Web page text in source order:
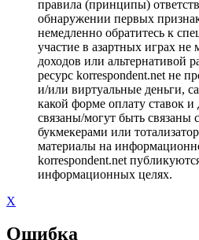
правила (принципы)
обнаружении первых
немедленно обратитесь к
участие в азартных играх не
доходов или альтернативой
ресурс korrespondent.net не
и/или виртуальные деньги,
какой форме оплату ставок
связаны/могут быть связаны
букмекерами или
материалы на
korrespondent.net
информационных целях.
X
Ошибка